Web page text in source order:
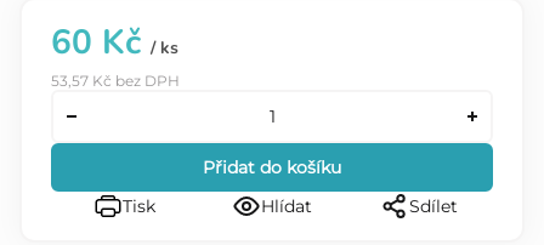
60 Kč / ks
53,57 Kč bez DPH
Přidat do košíku
Tisk
Hlídat Sdílet